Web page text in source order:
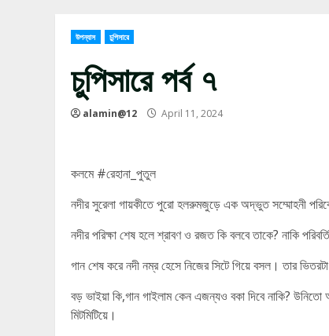
উপন্যাস চুপিসারে
চুপিসারে পর্ব ৭
alamin@12 April 11, 2024
কলমে #রেহানা_পুতুল
নদীর সুরেলা গায়কীতে পুরো হলরুমজুড়ে এক অদ্ভুত সম্মোহনী
নদীর পরিক্ষা শেষ হলে শ্রাবণ ও রজত কি বলবে তাকে? নাকি
গান শেষ করে নদী নম্র হেসে নিজের সিটে গিয়ে বসল। তার
বড় ভাইয়া কি,গান গাইলাম কেন এজন্যও বকা দিবে নাকি?
মিটমিটিয়ে।